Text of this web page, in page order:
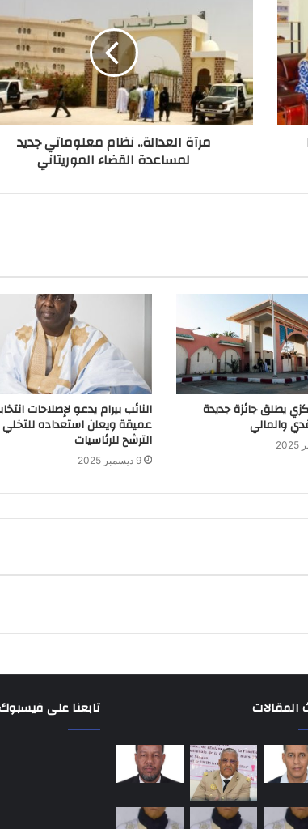
مرآة العدالة.. نظام معلوماتي جديد
لمساعدة القضاء الموريتاني
يطلق جائزة جديدة
والمالي
النائب بيرام يدعو لإصلاحات
عميقة ويعلن استعداده
الترشح للرئاسيات
9 ديسمبر 2025
المقالات تابعنا على